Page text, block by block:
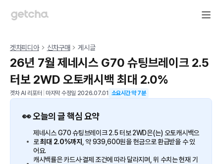
겟차피디아 신차구매 게시글
26년 7월 제네시스 G70 슈팅브레이크 2.5
터보 2WD 오토캐시백 최대 2.0%
겟차 AI 리포터 마지막 수정일 2026.07.01 소요시간 약7분
👀 오늘의 글 핵심 요약
제네시스 G70 슈팅브레이크 2.5 터보 2WD은(는) 오토캐시백으
로최대 2.0%까지 , 약 939,600원을 현금으로 환급받을 수 있
어요.
캐시백률은 카드사·결제 조건에 따라 달라지며, 위 수치는 현재 기